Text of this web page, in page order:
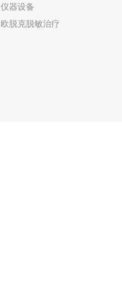
仪器设备
欧脱克脱敏治疗